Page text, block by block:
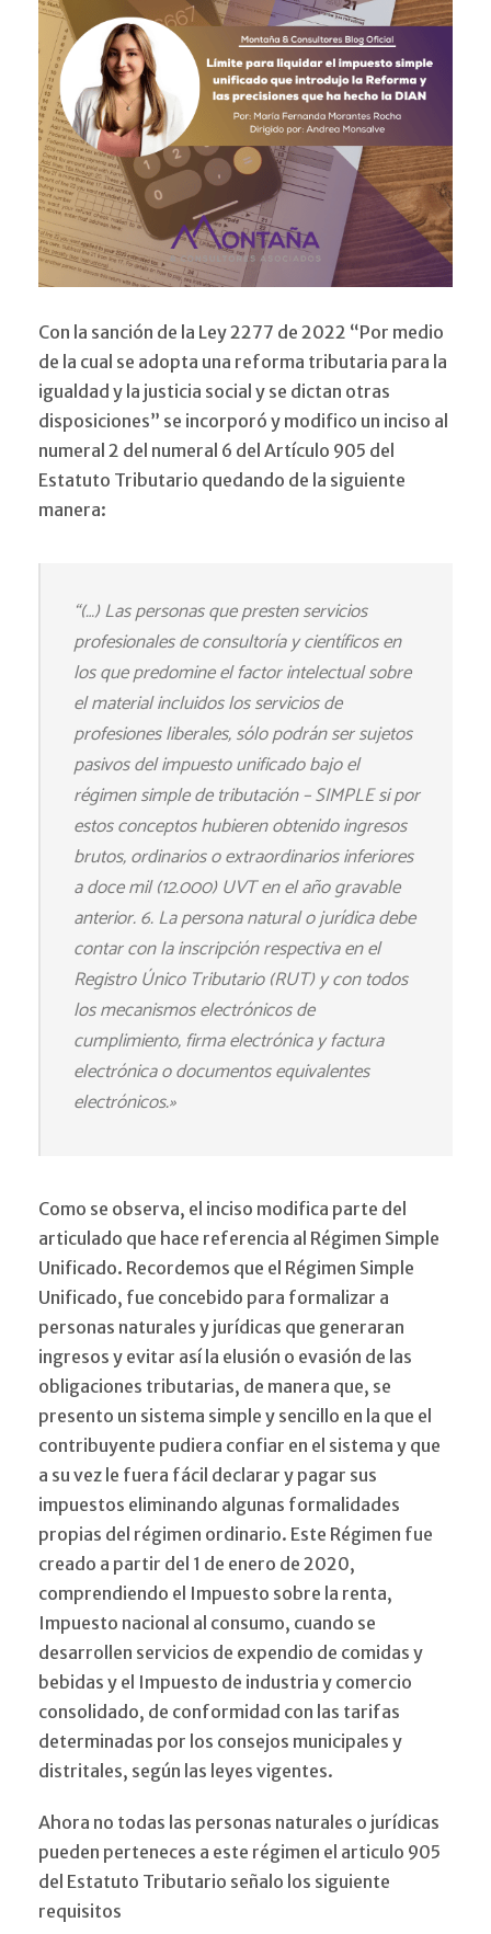
Con la sanción de la Ley 2277 de 2022 “Por medio
de la cual se adopta una reforma tributaria para la
igualdad y la justicia social y se dictan otras
disposiciones” se incorporó y modifico un inciso al
numeral 2 del numeral 6 del Artículo 905 del
Estatuto Tributario quedando de la siguiente
manera:
“(…) Las personas que presten servicios
profesionales de consultoría y científicos en
los que predomine el factor intelectual sobre
el material incluidos los servicios de
profesiones liberales, sólo podrán ser sujetos
pasivos del impuesto unificado bajo el
régimen simple de tributación – SIMPLE si por
estos conceptos hubieren obtenido ingresos
brutos, ordinarios o extraordinarios inferiores
a doce mil (12.000) UVT en el año gravable
anterior. 6. La persona natural o jurídica debe
contar con la inscripción respectiva en el
Registro Único Tributario (RUT) y con todos
los mecanismos electrónicos de
cumplimiento, firma electrónica y factura
electrónica o documentos equivalentes
electrónicos.»
Como se observa, el inciso modifica parte del
articulado que hace referencia al Régimen Simple
Unificado. Recordemos que el Régimen Simple
Unificado, fue concebido para formalizar a
personas naturales y jurídicas que generaran
ingresos y evitar así la elusión o evasión de las
obligaciones tributarias, de manera que, se
presento un sistema simple y sencillo en la que el
contribuyente pudiera confiar en el sistema y que
a su vez le fuera fácil declarar y pagar sus
impuestos eliminando algunas formalidades
propias del régimen ordinario. Este Régimen fue
creado a partir del 1 de enero de 2020,
comprendiendo el Impuesto sobre la renta,
Impuesto nacional al consumo, cuando se
desarrollen servicios de expendio de comidas y
bebidas y el Impuesto de industria y comercio
consolidado, de conformidad con las tarifas
determinadas por los consejos municipales y
distritales, según las leyes vigentes.
Ahora no todas las personas naturales o jurídicas
pueden perteneces a este régimen el articulo 905
del Estatuto Tributario señalo los siguiente
requisitos